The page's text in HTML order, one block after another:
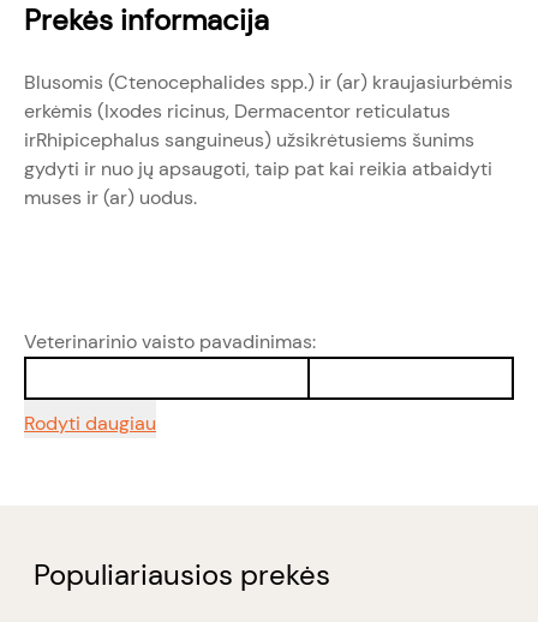
Prekės informacija
Blusomis (Ctenocephalides spp.) ir (ar) kraujasiurbėmis
erkėmis (Ixodes ricinus, Dermacentor reticulatus
irRhipicephalus sanguineus) užsikrėtusiems šunims
gydyti ir nuo jų apsaugoti, taip pat kai reikia atbaidyti
muses ir (ar) uodus.
Veterinarinio vaisto pavadinimas:
Rodyti daugiau
Populiariausios prekės